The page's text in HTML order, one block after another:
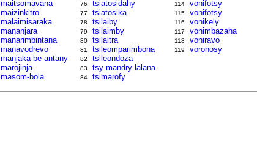
maitsomavana
maizinkitro
malaimisaraka
mananjara
manarimbintana
manavodrevo
manjaka be antany
marojinja
masom-bola
76 tsiatosidahy
77 tsiatosika
78 tsilaiby
79 tsilaimby
80 tsilaitra
81 tsileomparimbona
82 tsileondoza
83 tsy mandry lalana
84 tsimarofy
114 vonifotsy
115 vonifotsy
116 vonikely
117 vonimbazaha
118 voniravo
119 voronosy